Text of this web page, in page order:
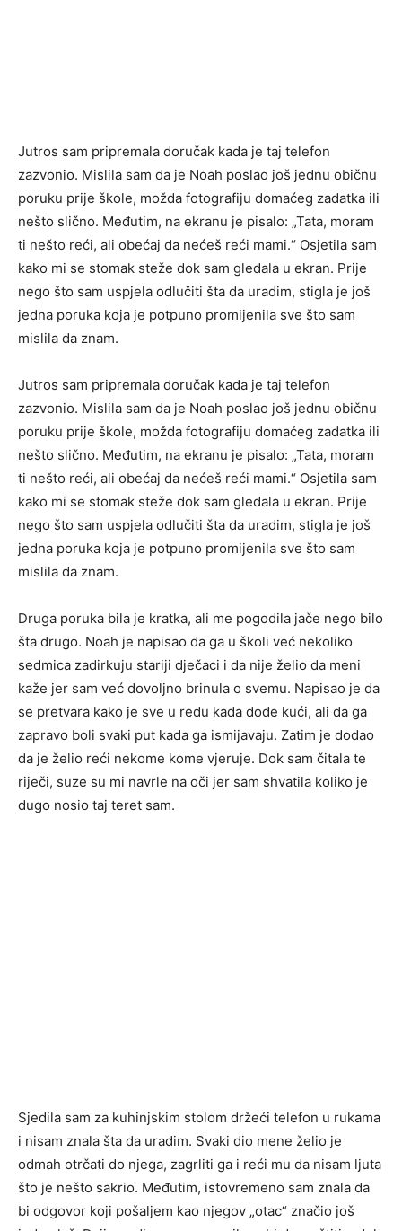
Jutros sam pripremala doručak kada je taj telefon
zazvonio. Mislila sam da je Noah poslao još jednu običnu
poruku prije škole, možda fotografiju domaćeg zadatka ili
nešto slično. Međutim, na ekranu je pisalo: „Tata, moram
ti nešto reći, ali obećaj da nećeš reći mami.“ Osjetila sam
kako mi se stomak steže dok sam gledala u ekran. Prije
nego što sam uspjela odlučiti šta da uradim, stigla je još
jedna poruka koja je potpuno promijenila sve što sam
mislila da znam.
Jutros sam pripremala doručak kada je taj telefon
zazvonio. Mislila sam da je Noah poslao još jednu običnu
poruku prije škole, možda fotografiju domaćeg zadatka ili
nešto slično. Međutim, na ekranu je pisalo: „Tata, moram
ti nešto reći, ali obećaj da nećeš reći mami.“ Osjetila sam
kako mi se stomak steže dok sam gledala u ekran. Prije
nego što sam uspjela odlučiti šta da uradim, stigla je još
jedna poruka koja je potpuno promijenila sve što sam
mislila da znam.
Druga poruka bila je kratka, ali me pogodila jače nego bilo
šta drugo. Noah je napisao da ga u školi već nekoliko
sedmica zadirkuju stariji dječaci i da nije želio da meni
kaže jer sam već dovoljno brinula o svemu. Napisao je da
se pretvara kako je sve u redu kada dođe kući, ali da ga
zapravo boli svaki put kada ga ismijavaju. Zatim je dodao
da je želio reći nekome kome vjeruje. Dok sam čitala te
riječi, suze su mi navrle na oči jer sam shvatila koliko je
dugo nosio taj teret sam.
Sjedila sam za kuhinjskim stolom držeći telefon u rukama
i nisam znala šta da uradim. Svaki dio mene želio je
odmah otrčati do njega, zagrliti ga i reći mu da nisam ljuta
što je nešto sakrio. Međutim, istovremeno sam znala da
bi odgovor koji pošaljem kao njegov „otac“ značio još